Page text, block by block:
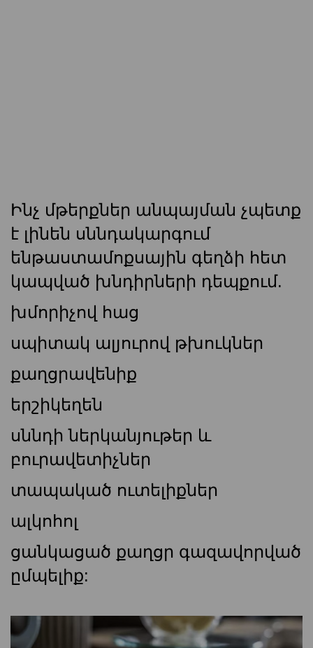
Ինչ մթերքներ անպայման չպետք
է լինեն սննդակարգում
ենթաստամոքսային գեղձի հետ
կապված խնդիրների դեպքում.
խմորիչով հաց
սպիտակ ալյուրով թխուկներ
քաղցրավենիք
երշիկեղեն
սննդի ներկանյութեր և
բուրավետիչներ
տապակած ուտելիքներ
ալկոհոլ
ցանկացած քաղցր գազավորված
ըմպելիք: